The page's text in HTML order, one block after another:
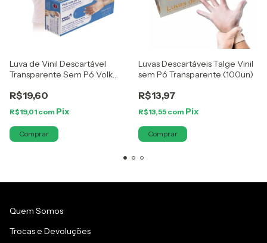
Luva de Vinil Descartável
Transparente Sem Pó Volk
R$19,60
R$19,01 com
Comprar
Luvas Descartáveis Talge Vinil
sem Pó Transparente (100un)
R$13,97
R$13,55 com
Comprar
Quem Somos
Trocas e Devoluções